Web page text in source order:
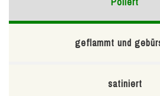
geflammt und
satiniert